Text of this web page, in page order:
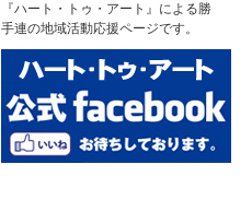
『ハート・トゥ・アート』による勝
手連の地域活動応援ページです。